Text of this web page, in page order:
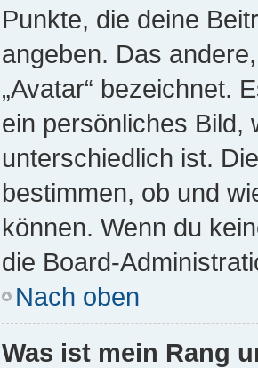
Punkte, die deine
angeben. Das
„Avatar“ bezeichnet.
ein persönliches Bild,
unterschiedlich ist.
bestimmen, ob und
können. Wenn du
die Board-
Nach oben
Was ist mein Rang